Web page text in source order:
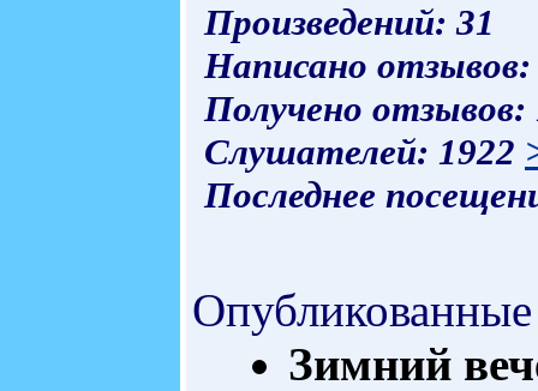
Произведений: 31
Написано
Получено
Слушателей: 1922
Последнее
Зимний